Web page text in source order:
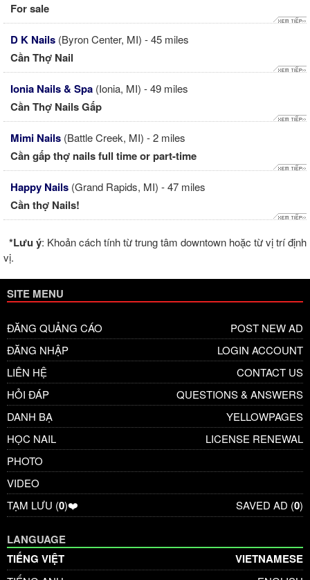
For sale
D K Nails (Byron Center, MI) - 45 miles
Cần Thợ Nail
Ionia Nails & Spa (Ionia, MI) - 49 miles
Cần Thợ Nails Gấp
Mimi Nails (Battle Creek, MI) - 2 miles
Cần gấp thợ nails full time or part-time
Happy Nails (Grand Rapids, MI) - 47 miles
Cần thợ Nails!
*Lưu ý: Khoản cách tính từ trung tâm downtown hoặc từ vị trí định
vị.
SITE MENU
ĐĂNG QUẢNG CÁO
POST NEW AD
ĐĂNG NHẬP
LOGIN ACCOUNT
LIÊN HỆ
CONTACT US
HỎI ĐÁP
QUESTIONS & ANSWERS
DANH BẠ
YELLOWPAGES
HỌC NAIL
LICENSE RENEWAL
PHOTO
VIDEO
TẠM LƯU (0)❤️ SAVED AD (0)
LANGUAGE
TIẾNG VIỆT
VIETNAMESE